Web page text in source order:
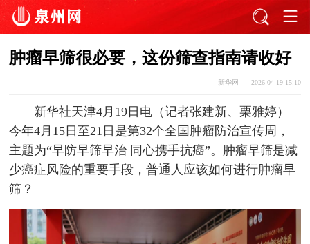
肿瘤早筛很必要，这份筛查指南请收好
新华网 2026-04-19 15:10
新华社天津4月19日电（记者张建新、栗雅婷）
今年4月15日至21日是第32个全国肿瘤防治宣传周，
主题为“早防早筛早治 同心携手抗癌”。肿瘤早筛是减
少癌症风险的重要手段，普通人应该如何进行肿瘤早
筛？